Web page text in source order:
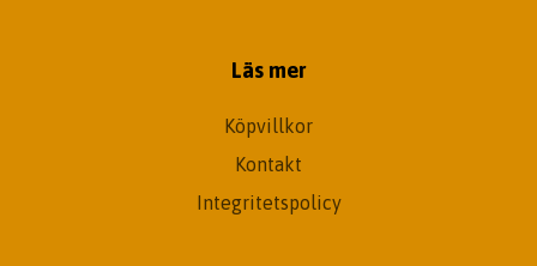
Läs mer
Köpvillkor
Kontakt
Integritetspolicy